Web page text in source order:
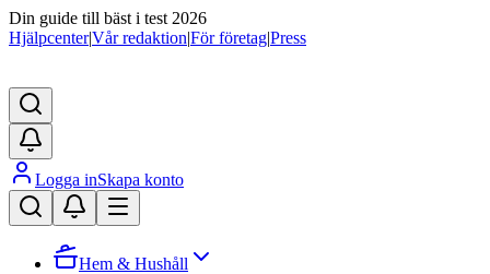
Din guide till bäst i test 2026
Hjälpcenter|Vår redaktion|För företag|Press
Logga inSkapa konto
Hem & Hushåll